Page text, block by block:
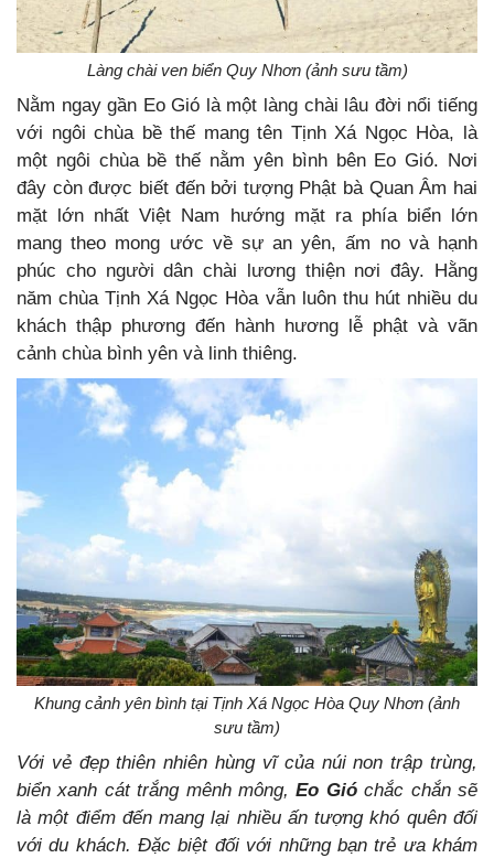
Làng chài ven biển Quy Nhơn (ảnh sưu tầm)
Nằm ngay gần Eo Gió là một làng chài lâu đời nổi tiếng
với ngôi chùa bề thế mang tên Tịnh Xá Ngọc Hòa, là
một ngôi chùa bề thế nằm yên bình bên Eo Gió. Nơi
đây còn được biết đến bởi tượng Phật bà Quan Âm hai
mặt lớn nhất Việt Nam hướng mặt ra phía biển lớn
mang theo mong ước về sự an yên, ấm no và hạnh
phúc cho người dân chài lương thiện nơi đây. Hằng
năm chùa Tịnh Xá Ngọc Hòa vẫn luôn thu hút nhiều du
khách thập phương đến hành hương lễ phật và vãn
cảnh chùa bình yên và linh thiêng.
Khung cảnh yên bình tại Tịnh Xá Ngọc Hòa Quy Nhơn (ảnh
sưu tầm)
Với vẻ đẹp thiên nhiên hùng vĩ của núi non trập trùng,
biển xanh cát trắng mênh mông,Eo Gióchắc chắn sẽ
là một điểm đến mang lại nhiều ấn tượng khó quên đối
với du khách. Đặc biệt đối với những bạn trẻ ưa khám